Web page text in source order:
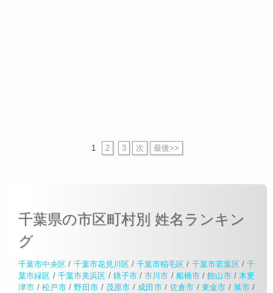
1 2 3 次 最後>>
千葉県の市区町村別 姓名ランキン
グ
千葉市中央区 / 千葉市花見川区/千葉市稲毛区 / 千葉市若葉区/千
葉市緑区 / 千葉市美浜区 / 銚子市/市川市 / 船橋市 /館山市/ 木更
津市 /松戸市/ 野田市 / 茂原市 / 成田市/ 佐倉市 / 東金市 /旭市/